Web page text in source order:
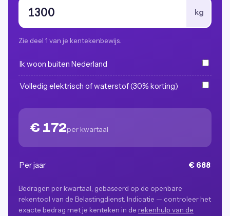
kg
Zie deel 1 van je kentekenbewijs.
Ik woon buiten Nederland
Volledig elektrisch of waterstof (30% korting)
€ 172per kwartaal
Per jaar € 688
Bedragen per kwartaal, gebaseerd op de openbare
rekentool van de Belastingdienst. Indicatie — controleer het
exacte bedrag met je kenteken in de rekenhulp van de